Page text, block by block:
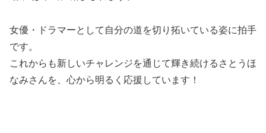
女優・ドラマーとして自分の道を切り拓いている姿に拍手
です。
これからも新しいチャレンジを通じて輝き続けるさとうほ
なみさんを、心から明るく応援しています！